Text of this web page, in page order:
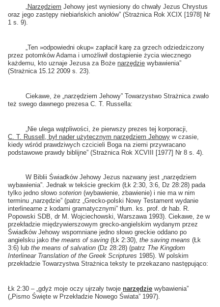
„Narzędziem Jehowy jest wyniesiony do chwały Jezus Chrystus
oraz jego zastępy niebiańskich aniołów” (Strażnica Rok XCIX [1978] Nr
1 s. 9).
„Ten »odpowiedni okup« zapłacił karę za grzech odziedziczony
przez potomków Adama i umożliwił dostąpienie życia wiecznego
każdemu, kto uznaje Jezusa za Bożenarzędzie wybawienia”
(Strażnica 15.12 2009 s. 23).
Ciekawe, że „narzędziem Jehowy” Towarzystwo Strażnica zwało
też swego dawnego prezesa C. T. Russella:
„Nie ulega wątpliwości, że pierwszy prezes tej korporacji,
C. T. Russell, był nader użytecznym narzędziem Jehowy w czasie,
kiedy wśród prawdziwych czcicieli Boga na ziemi przywracano
podstawowe prawdy biblijne” (Strażnica Rok XCVIII [1977] Nr 8 s. 4).
W Biblii Świadków Jehowy Jezus nazwany jest „narzędziem
wybawienia”. Jednak w tekście greckim (Łk 2:30, 3:6, Dz 28:28) pada
tylko jedno słowosoterion (wybawienie, zbawienie) i nie ma w nim
terminu „narzędzie” (patrz „Grecko-polski Nowy Testament wydanie
interlinearne z kodami gramatycznymi” tłum. ks. prof. dr hab. R.
Popowski SDB, dr M. Wojciechowski, Warszawa 1993). Ciekawe, że w
przekładzie międzywierszowym grecko-angielskim wydanym przez
Świadków Jehowy wspomniane jedno słowo greckie oddano po
angielsku jakothe means of saving (Łk 2:30),the saving means (Łk
3:6) lubthe means of salvation (Dz 28:28) (patrz The Kingdom
Interlinear Translation of the Greek Scriptures 1985). W polskim
przekładzie Towarzystwa Strażnica teksty te przekazano następująco:
Łk 2:30 – „gdyż moje oczy ujrzały twojenarzędzie wybawienia”
(„Pismo Święte w Przekładzie Nowego Świata” 1997).